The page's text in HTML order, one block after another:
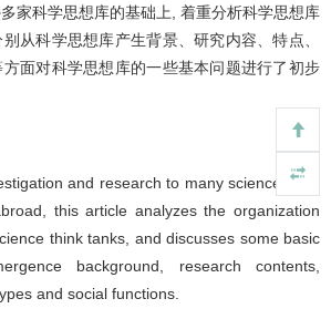
家科学思想库的基础上, 着重分析科学思想库
从科学思想库产生背景、研究内容、特点、
面对科学思想库的一些基本问题进行了初步
and research to many science think
this article analyzes the organization
think tanks, and discusses some basic
background, research contents,
and social functions.